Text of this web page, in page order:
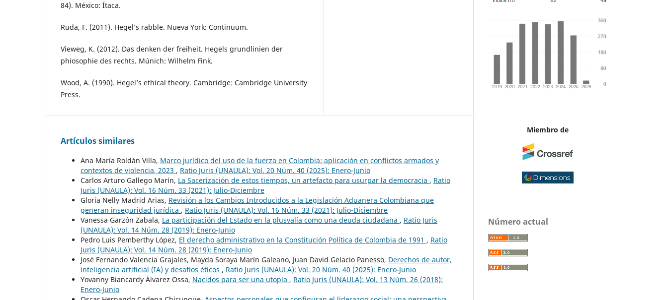
84). México: Ítaca.
Ruda, F. (2011). Hegel’s rabble. Nueva York: Continuum.
Vieweg, K. (2012). Das denken der freiheit. Hegels grundlinien der
phiosophie des rechts. Múnich: Wilhelm Fink.
Wood, A. (1990). Hegel’s ethical theory. Cambridge: Cambridge University
Press.
Artículos similares
Ana María Roldán Villa, Marco jurídico del uso de la fuerza en Colombia: aplicación en conflictos armados y
contextos de violencia, 2023 , Ratio Juris (UNAULA): Vol. 20 Núm. 40 (2025): Enero-Junio
Carlos Arturo Gallego Marín, La Sacerización de estos tiempos, un artefacto para usurpar la democracia , Ratio
Juris (UNAULA): Vol. 16 Núm. 33 (2021): Julio-Diciembre
Gloria Nelly Madrid Arias, Revisión a los Cambios Introducidos a la Legislación Aduanera Colombiana que
generan inseguridad jurídica , Ratio Juris (UNAULA): Vol. 16 Núm. 33 (2021): Julio-Diciembre
Vanessa Garzón Zabala, La participación del Estado en la plusvalía como una deuda ciudadana , Ratio Juris
(UNAULA): Vol. 14 Núm. 28 (2019): Enero-Junio
Pedro Luis Pemberthy López, El derecho administrativo en la Constitución Política de Colombia de 1991 , Ratio
Juris (UNAULA): Vol. 14 Núm. 28 (2019): Enero-Junio
José Fernando Valencia Grajales, Mayda Soraya Marín Galeano, Juan David Gelacio Panesso, Derechos de autor,
inteligencia artificial (IA) y desafíos éticos , Ratio Juris (UNAULA): Vol. 20 Núm. 40 (2025): Enero-Junio
Yovanny Biancardy Álvarez Ossa, Nacidos para ser una utopía , Ratio Juris (UNAULA): Vol. 13 Núm. 26 (2018):
Enero-Junio
Miembro de
Número actual